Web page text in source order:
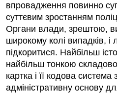
впровадження повинно
суттєвим зростанням
Органи влади, зрештою,
широкому колі випадків,
підкоритися. Найбільш
найбільш тонкою
картка і її кодова
адміністративну основу